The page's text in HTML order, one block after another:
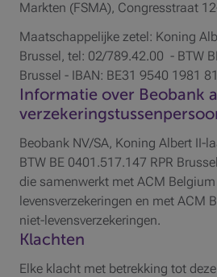
Markten (FSMA), Congresstraat
Maatschappelijke zetel: Koning
Brussel, tel: 02/789.42.00 - BTW
Brussel - IBAN: BE31 9540 1981
Informatie over Beobank
Beobank NV/SA, Koning Albert II-
BTW BE 0401.517.147 RPR
die samenwerkt met ACM
levensverzekeringen en met ACM
niet-levensverzekeringen.
Klachten
Elke klacht met betrekking tot